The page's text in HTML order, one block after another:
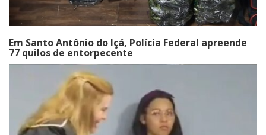
Em Santo Antônio do Içá, Polícia Federal apreende
77 quilos de entorpecente